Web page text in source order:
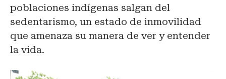
poblaciones indígenas salgan del
sedentarismo, un estado de inmovilidad
que amenaza su manera de ver y entender
la vida.